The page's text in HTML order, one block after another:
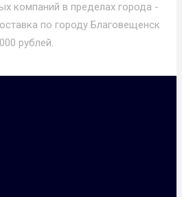
компаний в пределах города -
по городу Благовещенск
рублей.